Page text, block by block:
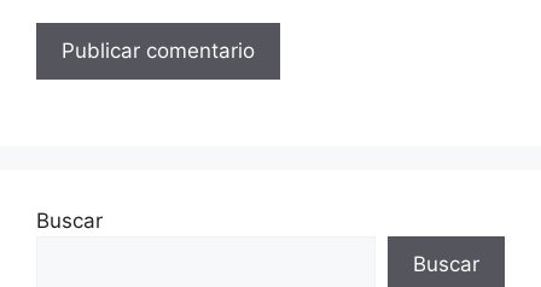
Buscar
Buscar